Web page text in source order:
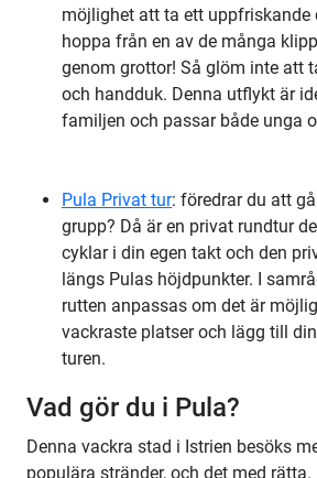
möjlighet att ta ett uppfriskande
hoppa från en av de många
genom grottor! Så glöm inte att
och handduk. Denna utflykt är
familjen och passar både unga
Pula Privat tur: föredrar du att
grupp? Då är en privat rundtur
cyklar i din egen takt och den
längs Pulas höjdpunkter. I
rutten anpassas om det är
vackraste platser och lägg till
turen.
Vad gör du i Pula?
Denna vackra stad i Istrien besöks
populära stränder, och det med